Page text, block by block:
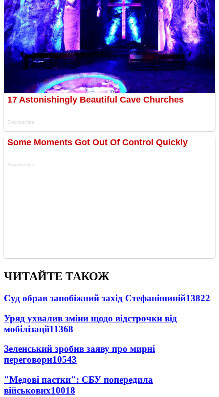
ЧИТАЙТЕ ТАКОЖ
Суд обрав запобіжний захід Стефанішиній13822
Уряд ухвалив зміни щодо відстрочки від
мобілізації11368
Зеленський зробив заяву про мирні
переговори10543
"Медові пастки": СБУ попередила
військових10018